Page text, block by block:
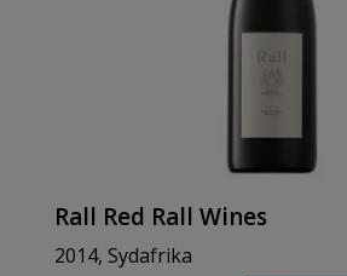
Rall Red Rall Wines
2014, Sydafrika